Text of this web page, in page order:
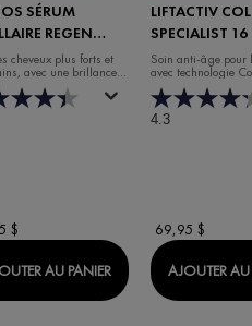
BOOSTER SÉRUM
SÉRUM
REGEN
cheveux plus forts et
avec une brillance et
accrus.
$
AU PANIER DERCOS SÉRUM
LIFTACTIV
SPECIALIST 16
DE JOUR
Soin anti-âge pour
avec technologie
4.3
69,95 $
AJOUTER AU